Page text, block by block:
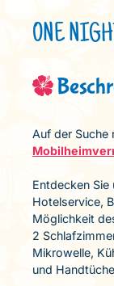
ONE
Auf der Suche
Entdecken
Hotelservice,
Möglichkeit
2
Mikrowelle,
und